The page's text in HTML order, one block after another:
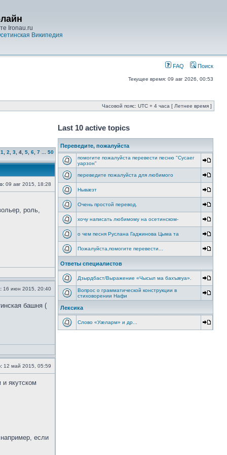
Ironau.ru
Википедия
FAQ Поиск
Текущее время: 09 авг 2026, 00:53
Часовой пояс: UTC + 4 часа [ Летнее время ]
1 2 3 4 5 6 7 50
09 авг 2015, 18:28
роль,
16 июн 2015, 20:40
башня (
12 май 2015, 05:59
якутском
если
Last 10 active topics
Переведите, пожалуйста
помогите пожалуйста перевести песню "Cусаег
уарзон"
переведите пожалуйста для любимого
Нывæзт
Очень простой перевод.
хочу написать любимому на осетинском-
о чем песня Руслана Гаджинова Цыма та
Пожалуйста,помогите перевести...
Ответы специалистов
Дзырдбаст/Выражение «Чысыл ма бахъæуа».
Вопрос о грамматической конструкции в
стиховорении Нафи
Лексика
Слово «Уæларм» и др...